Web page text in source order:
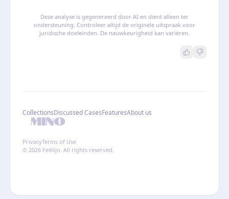
Deze analyse is gegenereerd door AI en dient alleen ter
ondersteuning. Controleer altijd de originele uitspraak voor
juridische doeleinden. De nauwkeurigheid kan variëren.
CollectionsDiscussed CasesFeaturesAbout us
PrivacyTerms of Use
© 2026 Feitlijn. All rights reserved.